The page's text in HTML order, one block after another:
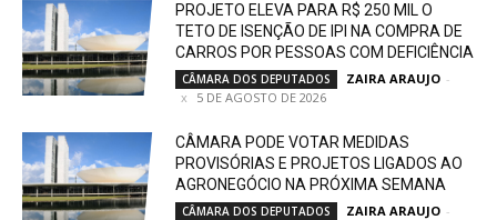
PROJETO ELEVA PARA R$ 250 MIL O
TETO DE ISENÇÃO DE IPI NA COMPRA DE
CARROS POR PESSOAS COM DEFICIÊNCIA
CÂMARA DOS DEPUTADOS ZAIRA ARAUJO -
5 DE AGOSTO DE 2026
CÂMARA PODE VOTAR MEDIDAS
PROVISÓRIAS E PROJETOS LIGADOS AO
AGRONEGÓCIO NA PRÓXIMA SEMANA
CÂMARA DOS DEPUTADOS ZAIRA ARAUJO -